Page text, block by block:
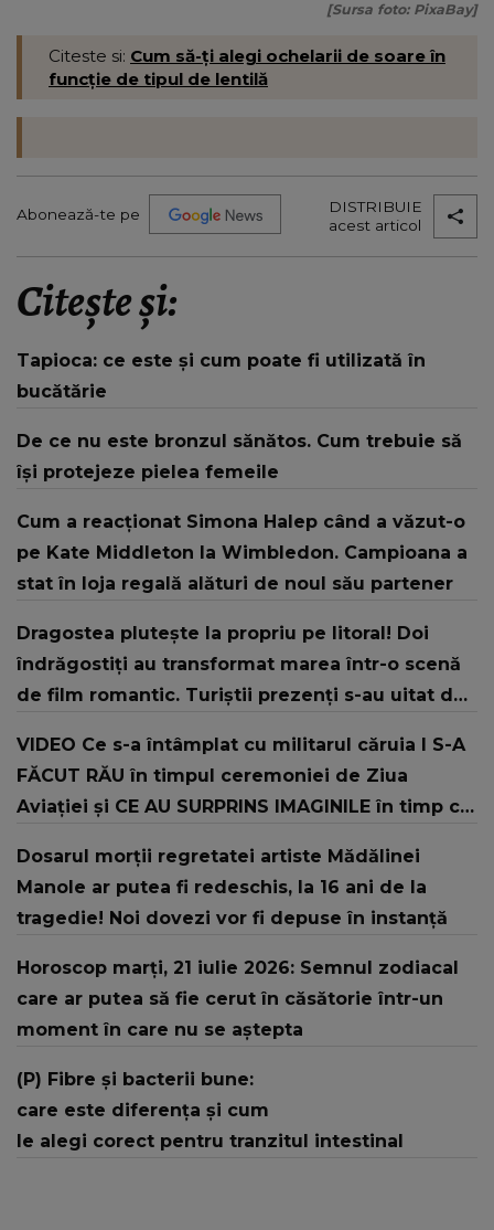
[Sursa foto: PixaBay]
Citeste si: Cum să-ți alegi ochelarii de soare în
funcție de tipul de lentilă
Abonează-te pe
DISTRIBUIE
acest articol
Citește și:
Tapioca: ce este și cum poate fi utilizată în
bucătărie
De ce nu este bronzul sănătos. Cum trebuie să
își protejeze pielea femeile
Cum a reacționat Simona Halep când a văzut-o
pe Kate Middleton la Wimbledon. Campioana a
stat în loja regală alături de noul său partener
Dragostea plutește la propriu pe litoral! Doi
îndrăgostiți au transformat marea într-o scenă
de film romantic. Turiștii prezenți s-au uitat de
VIDEO Ce s-a întâmplat cu militarul căruia I S-A
FĂCUT RĂU în timpul ceremoniei de Ziua
Aviației şi CE AU SURPRINS IMAGINILE în timp ce
săracul băiat! Sper că..."
Dosarul morții regretatei artiste Mădălinei
Manole ar putea fi redeschis, la 16 ani de la
tragedie! Noi dovezi vor fi depuse în instanță
Horoscop marți, 21 iulie 2026: Semnul zodiacal
care ar putea să fie cerut în căsătorie într-un
moment în care nu se aștepta
(P) Fibre și bacterii bune:
care este diferența și cum
le alegi corect pentru tranzitul intestinal